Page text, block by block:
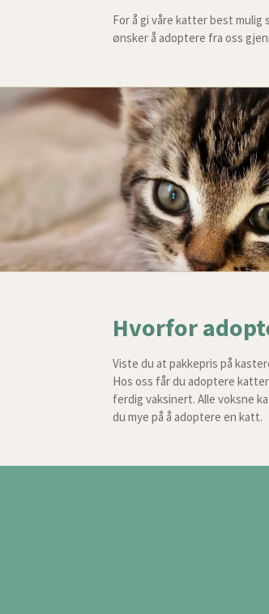
For å gi våre katter best mulig
ønsker å adoptere fra oss
Hvorfor
Viste du at pakkepris på
Hos oss får du adoptere
ferdig vaksinert. Alle voksne
du mye på å adoptere en katt.